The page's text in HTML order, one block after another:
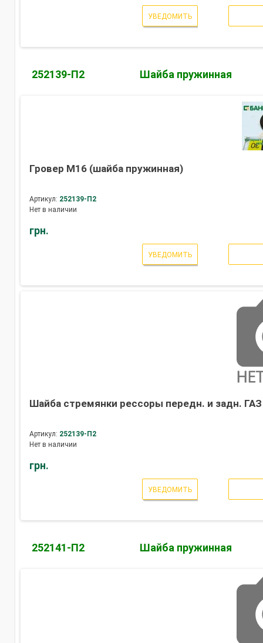
УВЕДОМИТЬ
252139-П2 Шайба пружинная
Гровер М16 (шайба пружинная)
Артикул: 252139-П2
Нет в наличии
грн.
УВЕДОМИТЬ
Шайба стремянки рессоры передн. и задн.
Артикул: 252139-П2
Нет в наличии
грн.
УВЕДОМИТЬ
252141-П2 Шайба пружинная